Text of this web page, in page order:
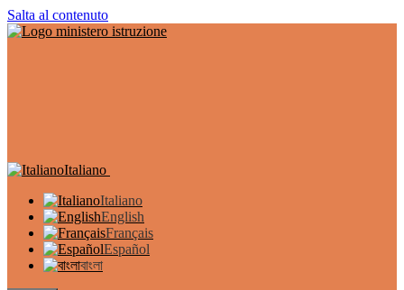
Salta al contenuto
Italiano
Italiano
English
Français
Español
বাংলা